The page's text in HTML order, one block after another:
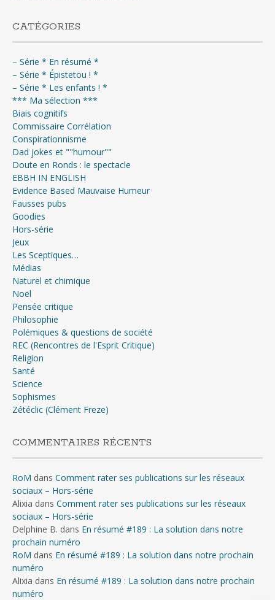
CATÉGORIES
– Série * En résumé *
– Série * Épistetou ! *
– Série * Les enfants ! *
*** Ma sélection ***
Biais cognitifs
Commissaire Corrélation
Conspirationnisme
Dad jokes et ""humour""
Doute en Ronds : le spectacle
EBBH IN ENGLISH
Evidence Based Mauvaise Humeur
Fausses pubs
Goodies
Hors-série
Jeux
Les Sceptiques…
Médias
Naturel et chimique
Noël
Pensée critique
Philosophie
Polémiques & questions de société
REC (Rencontres de l'Esprit Critique)
Religion
Santé
Science
Sophismes
Zétéclic (Clément Freze)
COMMENTAIRES RÉCENTS
RoM dans Comment rater ses publications sur les réseaux
sociaux – Hors-série
Alixia dans Comment rater ses publications sur les réseaux
sociaux – Hors-série
Delphine B. dans En résumé #189 : La solution dans notre
prochain numéro
RoM dans En résumé #189 : La solution dans notre prochain
numéro
Alixia dans En résumé #189 : La solution dans notre prochain
numéro